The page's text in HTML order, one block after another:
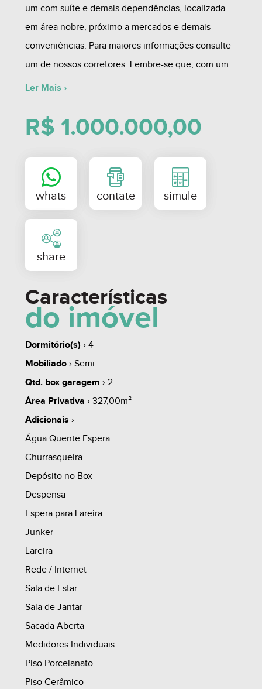
um com suíte e demais dependências, localizada
em área nobre, próximo a mercados e demais
conveniências. Para maiores informações consulte
um de nossos corretores. Lembre-se que, com um
corretor, a sua compra é sempre mais segura.
Obs: Valor e disponibilidade sujeitos a alteração
sem prévio aviso.
Ler Mais ›
R$ 1.000.000,00
whats contate
share
Características
do imóvel
Dormitório(s) › 4
Mobiliado› Semi
Qtd. box garagem › 2
Área Privativa › 327,00m²
Adicionais ›
Água Quente Espera
Churrasqueira
Depósito no Box
Despensa
Espera para Lareira
Junker
Lareira
Rede / Internet
Sala de Estar
Sala de Jantar
Sacada Aberta
Medidores Individuais
Piso Porcelanato
Piso Cerâmico